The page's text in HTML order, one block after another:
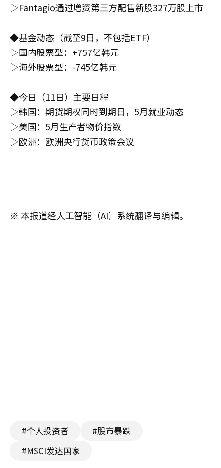
▷Fantagio通过增资第三方配售新股327万股上市
◆基金动态（截至9日，不包括ETF）
▷国内股票型：+757亿韩元
▷海外股票型：-745亿韩元
◆今日（11日）主要日程
▷韩国：期货期权同时到期日，5月就业动态
▷美国：5月生产者物价指数
▷欧洲：欧洲央行货币政策会议
※ 本报道经人工智能（AI）系统翻译与编辑。
#个人投资者
#股市暴跌
#MSCI发达国家